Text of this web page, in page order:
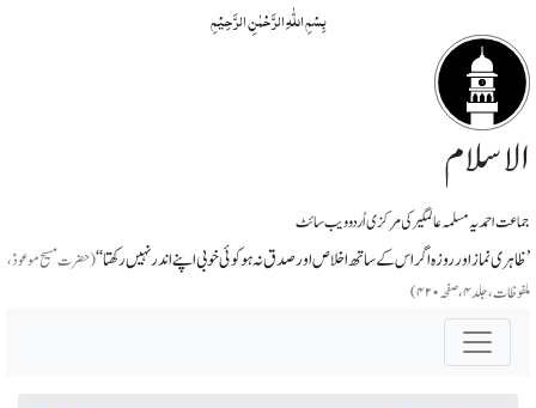
بِسۡمِ اللّٰہِ الرَّحۡمٰنِ الرَّحِیۡمِ
الاسلام
جماعت احمدیہ مسلمہ عالمگیر کی مرکزی اُردو ویب سائٹ
’ظاہری نماز اور روزہ اگر اس کے ساتھ اخلاص اور صدق نہ ہو کوئی خوبی اپنے اندر نہیں رکھتا‘‘(حضرت مسیح موعودؑ،
ملفوظات، جلد ۴، صفحہ ۴۲۰)